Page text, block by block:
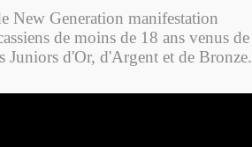
New Generation manifestation
de moins de 18 ans venus de
Juniors d'Or, d'Argent et de Bronze.